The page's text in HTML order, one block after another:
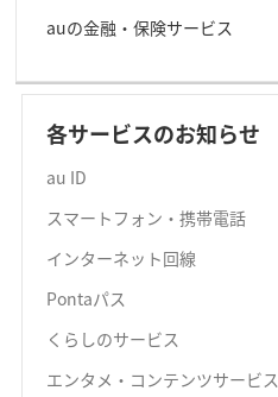
auの金融・保険サービス
各サービスのお知らせ
au ID
スマートフォン・携帯電話
インターネット回線
Pontaパス
くらしのサービス
エンタメ・コンテンツサービス